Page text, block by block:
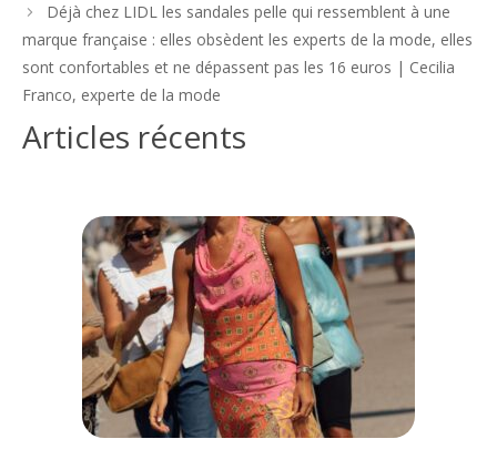
Déjà chez LIDL les sandales pelle qui ressemblent à une
marque française : elles obsèdent les experts de la mode, elles
sont confortables et ne dépassent pas les 16 euros | Cecilia
Franco, experte de la mode
Articles récents